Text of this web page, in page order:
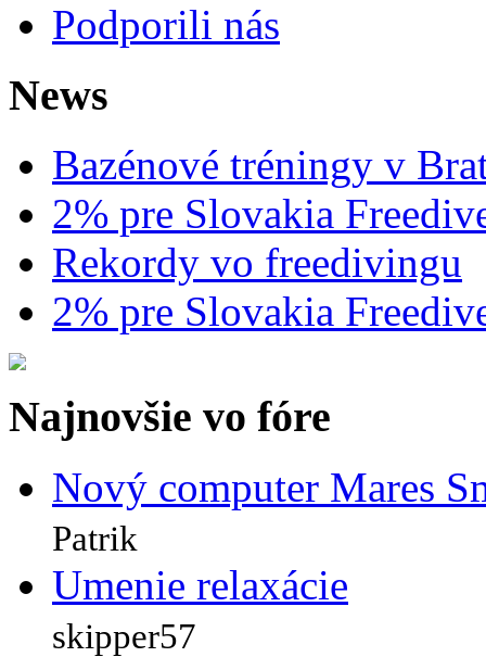
Podporili nás
News
Bazénové tréningy v
2% pre Slovakia
Rekordy vo freedivingu
2% pre Slovakia
Najnovšie vo fóre
Nový computer Mares
Patrik
Umenie relaxácie
skipper57